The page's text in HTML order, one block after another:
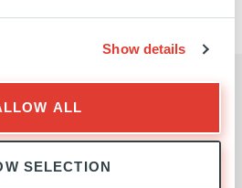
Show details
ALL
SELECTION
RENSEIGNEMENTS
Infrastructure